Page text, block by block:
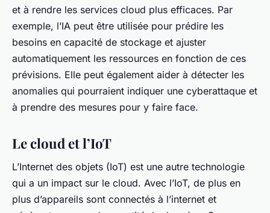
et à rendre les services cloud plus efficaces. Par
exemple, l’IA peut être utilisée pour prédire les
besoins en capacité de stockage et ajuster
automatiquement les ressources en fonction de ces
prévisions. Elle peut également aider à détecter les
anomalies qui pourraient indiquer une cyberattaque et
à prendre des mesures pour y faire face.
Le cloud et l’IoT
L’Internet des objets (IoT) est une autre technologie
qui a un impact sur le cloud. Avec l’IoT, de plus en
plus d’appareils sont connectés à l’internet et